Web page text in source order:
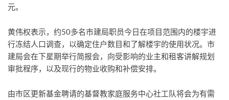
元。
黄伟权表示，约50多名市建局职员今日在项目范围内的楼宇进
行冻结人口调查，以确定住户数目和了解楼宇的使用状况。市
建局会在下星期举行简报会，向受影响的业主和租客讲解规划
审批程序，以及现行的物业收购和补偿安排。
由市区更新基金聘请的基督教家庭服务中心社工队将会为有需